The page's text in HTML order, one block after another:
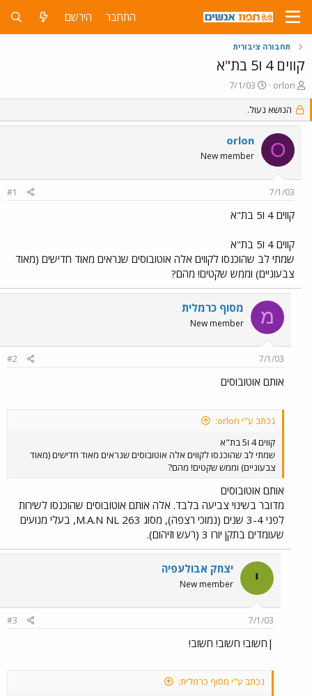
התחבר הירשם
תחבורה ציבורית
קווים 4 ו5 בת"א
פ
ו
ת
ח
נ
orlon
פ
ו
ר
ס
ב
ת
7/1/03
הנושא נעול.
O
orlon
New member
7/1/03
#1
קווים 4 ו5 בת"א
קווים 4 ו5 בת"א
שמתי לב שהוכנסו לקווים אלה אוטובוסים שנראים מאוד חדישים (מאוד
צבעוניים) וממש שקטים! מהם?
מ מסוף כרמלית
New member
7/1/03
#2
אותם אוטובוסים
נכתב ע"י orlon:
קווים 4 ו5 בת"א
שמתי לב שהוכנסו לקווים אלה אוטובוסים שנראים מאוד חדישים (מאוד
צבעוניים) וממש שקטים! מהם?
אותם אוטובוסים
מדובר בשינוי צביעה בלבד. אלה אותם אוטובוסים שהוכנסו לשירות
לפני 3-4 שנים (נמוכי רצפה), מסוג M.A.N NL 263, בעלי מנועים
שעומדים בתקן יורו 3 (רעש וזיהום).
י יצחק אבולעפיה
New member
7/1/03
#3
|חשוב! חשוב! חשוב!
נכתב ע"י מסוף כרמלית: